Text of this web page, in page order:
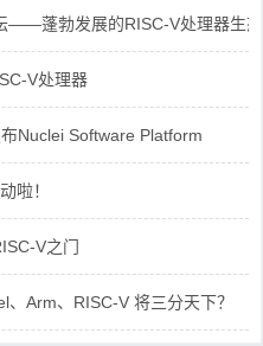
——蓬勃发展的RISC-V处理器生态
V处理器
Nuclei Software Platform
啦！
V之门
Arm、RISC-V 将三分天下？